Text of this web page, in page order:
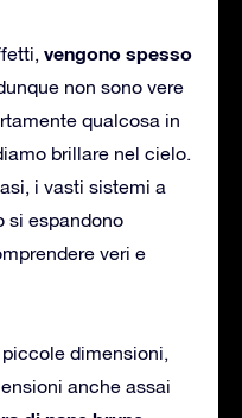
vengono spesso
non sono vere
qualcosa in
brillare nel cielo.
i vasti sistemi a
si espandono
veri e
dimensioni,
anche assai